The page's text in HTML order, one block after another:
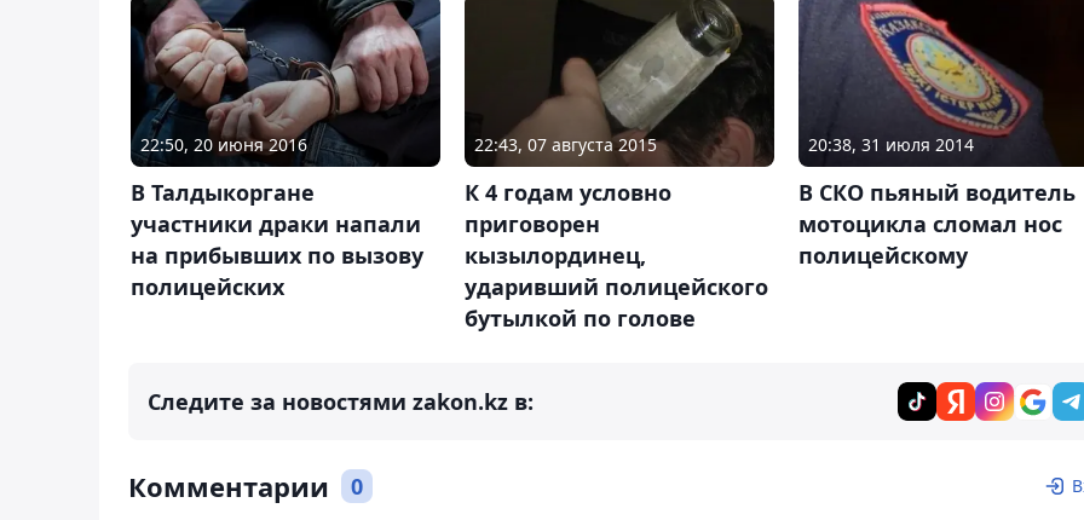
22:50, 20 июня 2016
В Талдыкоргане
участники драки напали
на прибывших по вызову
полицейских
22:43, 07 августа 2015
К 4 годам условно
приговорен
кызылординец,
ударивший полицейского
бутылкой по голове
20:38, 31 июля 2014
В СКО пьяный водитель
мотоцикла сломал нос
полицейскому
Следите за новостями zakon.kz в:
Комментарии 0